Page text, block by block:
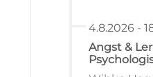
4.8.2026 -
Angst &